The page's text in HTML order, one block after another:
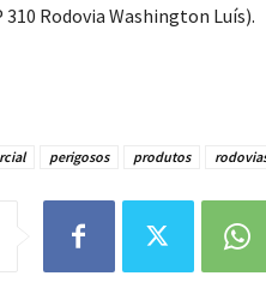
310 Rodovia Washington Luís).
perigosos produtos